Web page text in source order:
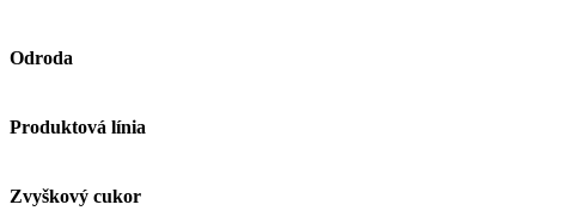
Odroda
Produktová línia
Zvyškový cukor